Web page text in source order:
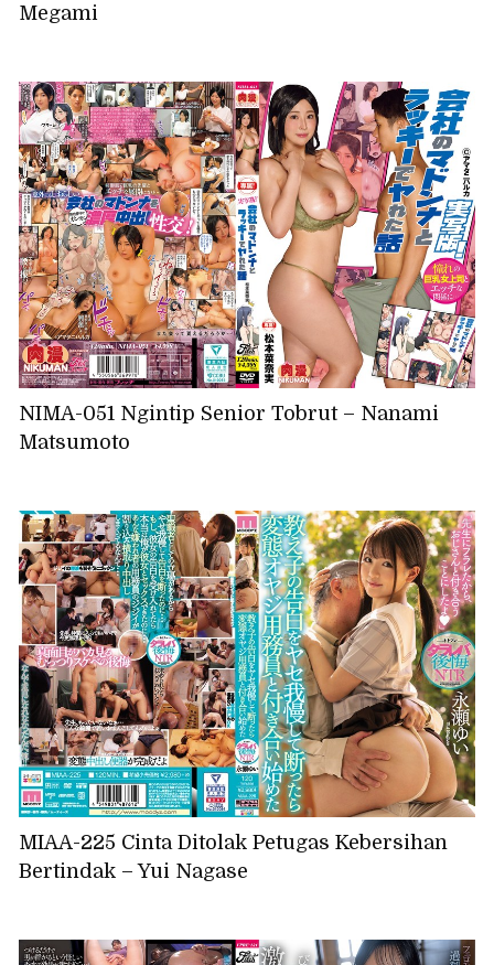
Megami
NIMA-051 Ngintip Senior Tobrut – Nanami
Matsumoto
MIAA-225 Cinta Ditolak Petugas Kebersihan
Bertindak – Yui Nagase